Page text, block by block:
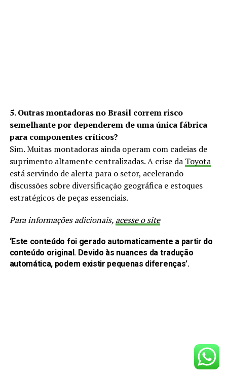
5. Outras montadoras no Brasil correm risco
semelhante por dependerem de uma única fábrica
para componentes críticos?
Sim. Muitas montadoras ainda operam com cadeias de
suprimento altamente centralizadas. A crise da Toyota
está servindo de alerta para o setor, acelerando
discussões sobre diversificação geográfica e estoques
estratégicos de peças essenciais.
Para informações adicionais, acesse o site
‘Este conteúdo foi gerado automaticamente a partir do
conteúdo original. Devido às nuances da tradução
automática, podem existir pequenas diferenças’.